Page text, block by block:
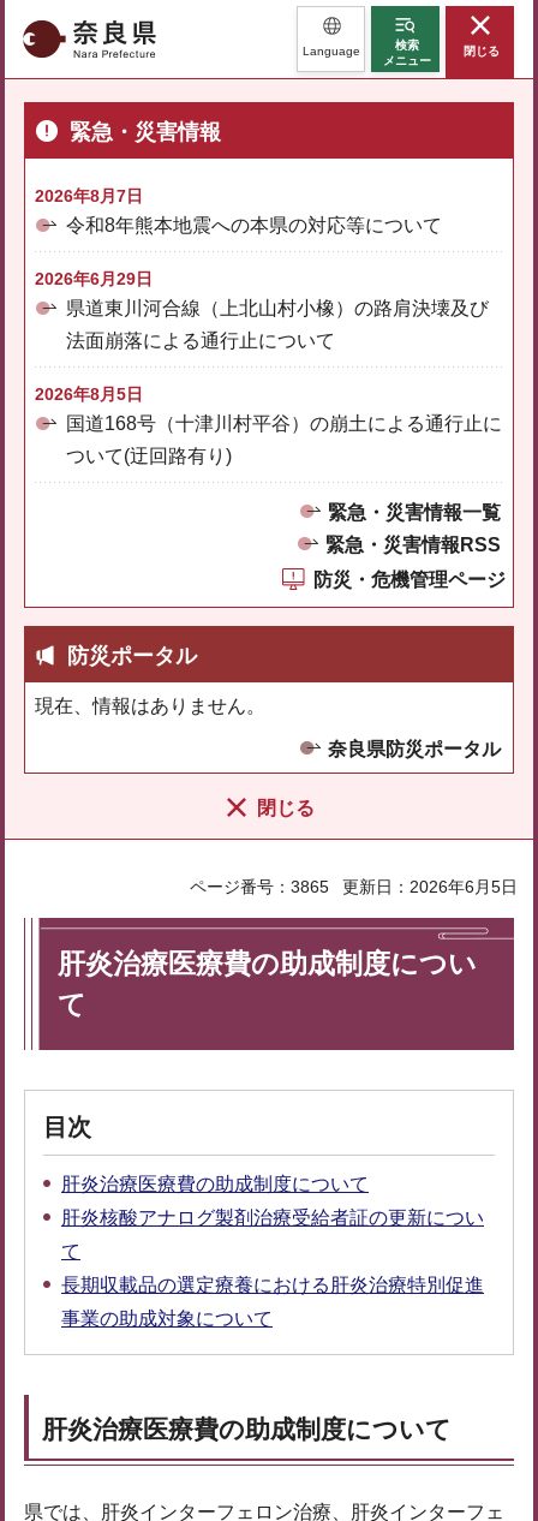
奈良県 Language
検索
メニュー
閉じる
緊急・災害情報
2026年8月7日
令和8年熊本地震への本県の対応等について
2026年6月29日
県道東川河合線（上北山村小橡）の路肩決壊及び
法面崩落による通行止について
2026年8月5日
国道168号（十津川村平谷）の崩土による通行止に
ついて(迂回路有り)
緊急・災害情報一覧
緊急・災害情報RSS
防災・危機管理ページ
防災ポータル
現在、情報はありません。
奈良県防災ポータル
閉じる
ページ番号：3865 更新日：2026年6月5日
肝炎治療医療費の助成制度につい
て
目次
肝炎治療医療費の助成制度について
肝炎核酸アナログ製剤治療受給者証の更新につい
て
長期収載品の選定療養における肝炎治療特別促進
事業の助成対象について
肝炎治療医療費の助成制度について
県では、肝炎インターフェロン治療、肝炎インターフェ